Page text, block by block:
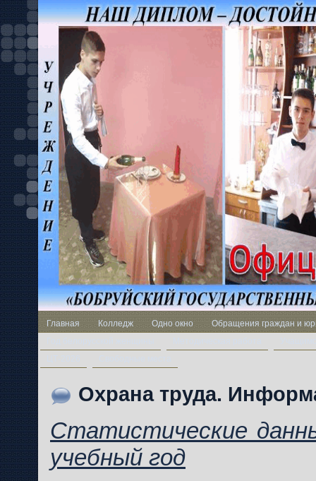
Главная Колледж Одно окно
Обращения граждан и
Охрана труда.
Статистические
учебный год